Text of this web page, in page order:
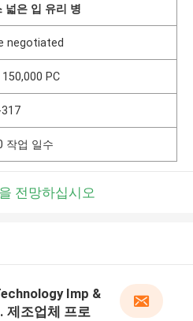
넓은 입 유리 병
negotiated
150,000 PC
317
작업 일수
전망하십시오
Imp &
제조업체 프로